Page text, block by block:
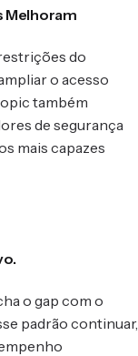
Melhoram
do
o acesso
também
de segurança
mais capazes
o gap com o
padrão continuar,